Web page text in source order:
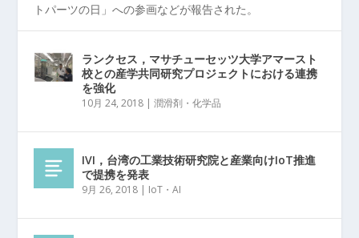
トパーツの日」への参画などが報告された。
ランクセス，マサチューセッツ大学アマースト
校との産学共同研究プロジェクトにおける連携
を強化
10月 24, 2018 |潤滑剤・化学品
IVI，台湾の工業技術研究院と産業向けIoT推進
で提携を発表
9月 26, 2018 | IoT・AI